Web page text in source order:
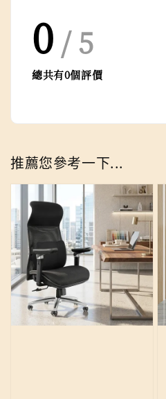
0 / 5
總共有0個評價
推薦您參考一下...